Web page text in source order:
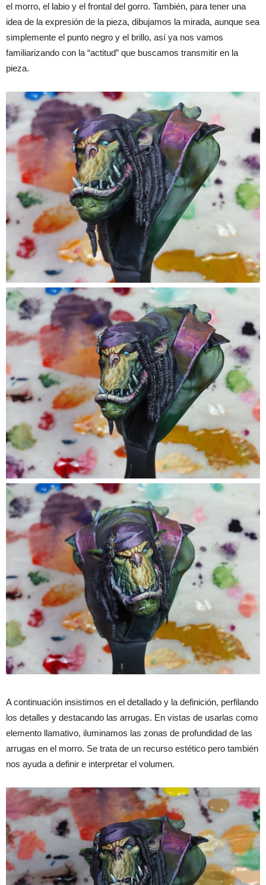
el morro, el labio y el frontal del gorro. También, para tener una
idea de la expresión de la pieza, dibujamos la mirada, aunque sea
simplemente el punto negro y el brillo, así ya nos vamos
familiarizando con la “actitud” que buscamos transmitir en la
pieza.
A continuación insistimos en el detallado y la definición, perfilando
los detalles y destacando las arrugas. En vistas de usarlas como
elemento llamativo, iluminamos las zonas de profundidad de las
arrugas en el morro. Se trata de un recurso estético pero también
nos ayuda a definir e interpretar el volumen.